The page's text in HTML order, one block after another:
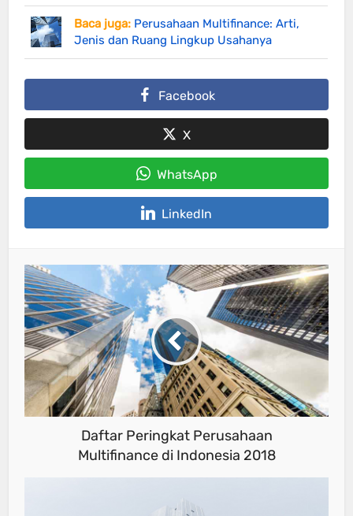
Baca juga: Perusahaan Multifinance: Arti,
Jenis dan Ruang Lingkup Usahanya
Facebook
X
WhatsApp
LinkedIn
Daftar Peringkat Perusahaan
Multifinance di Indonesia 2018